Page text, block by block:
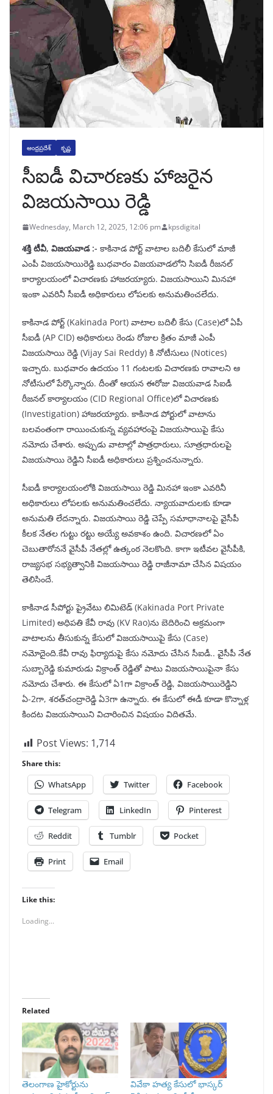
ఆంధ్రప్రదేశ్ కృష్ణ
సీఐడీ విచారణకు హాజరైన
విజయసాయి రెడ్డి
Wednesday, March 12, 2025, 12:06 pm kpsdigital
శక్తి టీవీ, విజయవాడ :- కాకినాడ పోర్ట్ వాటాల బదిలీ కేసులో మాజీ
ఎంపీ విజయసాయిరెడ్డి బుధవారం విజయవాడలోని సిఐడీ రీజనల్
కార్యాలయంలో విచారణకు హాజరయ్యారు. విజయసాయిని మినహా
ఇంకా ఎవరినీ సీఐడీ అధికారులు లోపలకు అనుమతించలేదు.
కాకినాడ పోర్ట్ (Kakinada Port) వాటాల బదిలీ కేసు (Case)లో ఏపీ
సీఐడీ (AP CID) అధికారులు రెండు రోజుల క్రితం మాజీ ఎంపీ
విజయసాయి రెడ్డి (Vijay Sai Reddy) కి నోటీసులు (Notices)
ఇచ్చారు. బుధవారం ఉదయం 11 గంటలకు విచారణకు రావాలని ఆ
నోటీసులో పేర్కొన్నారు. దీంతో ఆయన ఈరోజు విజయవాడ సిఐడీ
రీజనల్ కార్యాలయం (CID Regional Office)లో విచారణకు
(Investigation) హాజరయ్యారు. కాకినాడ పోర్టులో వాటాను
బలవంతంగా రాయించుకున్న వ్యవహారంపై విజయసాయిపై కేసు
నమోదు చేశారు. అప్పుడు వాటాల్లో పాత్రధారులు, సూత్రధారులపై
విజయసాయి రెడ్డిని సీఐడీ అధికారులు ప్రశ్నించనున్నారు.
సీఐడీ కార్యాలయంలోకి విజయసాయి రెడ్డి మినహా ఇంకా ఎవరినీ
అధికారులు లోపలకు అనుమతించలేదు. న్యాయవాదులకు కూడా
అనుమతి లేదన్నారు. విజయసాయి రెడ్డి చెప్పే సమాధానాలపై వైసీపీ
కీలక నేతల గుట్టు రట్టు అయ్యే అవకాశం ఉంది. విచారణలో ఏం
చెబుతారోననే వైసీపీ నేతల్లో ఉత్కంఠ నెలకొంది. కాగా ఇటీవల వైసీపీకి,
రాజ్యసభ సభ్యత్వానికి విజయసాయి రెడ్డి రాజీనామా చేసిన విషయం
తెలిసిందే.
కాకినాడ సీపోర్టు ప్రైవేటు లిమిటెడ్‌ (Kakinada Port Private
Limited) అధిపతి కేవీ రావు (KV Rao)ను బెదిరించి అక్రమంగా
వాటాలను తీసుకున్న కేసులో విజయసాయిపై కేసు (Case)
నమోదైంది.కేవీ రావు ఫిర్యాదుపై కేసు నమోదు చేసిన సీఐడీ.. వైసీపీ నేత
సుబ్బారెడ్డి కుమారుడు విక్రాంత్ రెడ్డితో పాటు విజయసాయిపైనా కేసు
నమోదు చేశారు. ఈ కేసులో ఏ1గా విక్రాంత్ రెడ్డి, విజయసాయిరెడ్డిని
ఏ-2గా, శరత్‌చంద్రారెడ్డి ఏ3గా ఉన్నారు. ఈ కేసులో ఈడీ కూడా కొన్నాళ్ల
కిందట విజయసాయిని విచారించిన విషయం విదితమే.
Post Views: 1,714
Share this:
WhatsApp Twitter Facebook
Telegram LinkedIn Pinterest
Reddit Tumblr Pocket
Print Email
Like this:
Loading...
Related
తెలంగాణ హైకోర్టును
వివేకా హత్య కేసులో భాస్కర్